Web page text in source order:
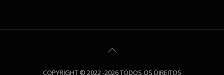
COPYRIGHT © 2022 -2026 TODOS OS DIREITOS